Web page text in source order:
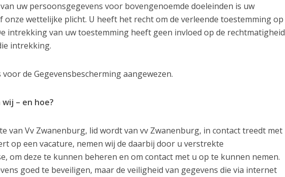
uw persoonsgegevens voor bovengenoemde doeleinden is uw
wettelijke plicht. U heeft het recht om de verleende toestemming op
intrekking van uw toestemming heeft geen invloed op de rechtmatigheid
intrekking.
de Gegevensbescherming aangewezen.
– en hoe?
van Vv Zwanenburg, lid wordt van vv Zwanenburg, in contact treedt met
op een vacature, nemen wij de daarbij door u verstrekte
om deze te kunnen beheren en om contact met u op te kunnen nemen.
goed te beveiligen, maar de veiligheid van gegevens die via internet